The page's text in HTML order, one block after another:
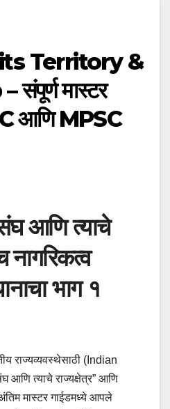
Territory &
मास्टर
आणि MPSC
आणि त्याचे
नागरिकत्व
भाग १
राज्यव्यवस्थेसाठी (Indian
आणि त्याचे राज्यक्षेत्र” आणि
अंतिम मास्टर गाईडमध्ये आपले